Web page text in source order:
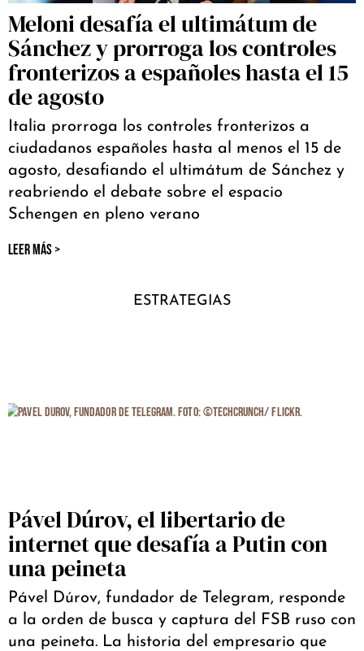
Meloni desafía el ultimátum de
Sánchez y prorroga los controles
fronterizos a españoles hasta el 15
de agosto
Italia prorroga los controles fronterizos a
ciudadanos españoles hasta al menos el 15 de
agosto, desafiando el ultimátum de Sánchez y
reabriendo el debate sobre el espacio
Schengen en pleno verano
LEER MÁS >
ESTRATEGIAS
Pável Dúrov, el libertario de
internet que desafía a Putin con
una peineta
Pável Dúrov, fundador de Telegram, responde
a la orden de busca y captura del FSB ruso con
una peineta. La historia del empresario que